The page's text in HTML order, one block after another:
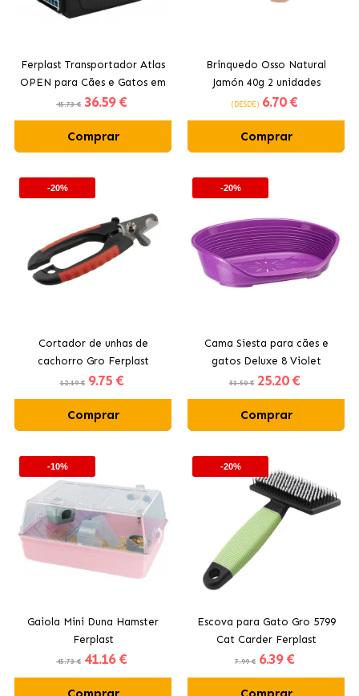
Ferplast Transportador Atlas
OPEN para Cães e Gatos em
Cores Sortidas
45.73 € 36.59 €
Comprar
Brinquedo Osso Natural
Jamón 40g 2 unidades
Comestível 2 unidades
Ferplast
(DESDE) 6.70 €
Comprar
-20%
Cortador de unhas de
cachorro Gro Ferplast
12.19 € 9.75 €
Comprar
-20%
Cama Siesta para cães e
gatos Deluxe 8 Violet
Ferplast
31.50 € 25.20 €
Comprar
-10%
Gaiola Mini Duna Hamster
Ferplast
45.73 € 41.16 €
-20%
Escova para Gato Gro 5799
Cat Carder Ferplast
7.99 € 6.39 €